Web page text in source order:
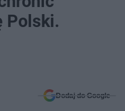
Polski.
Dodaj do Google